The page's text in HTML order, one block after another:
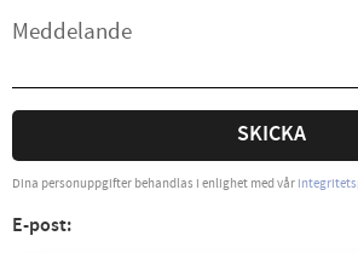
SKICKA
Dina personuppgifter behandlas i enlighet med vår
E-post: